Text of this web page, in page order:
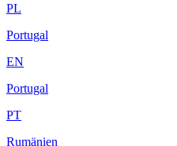
PL
Portugal
EN
Portugal
PT
Rumänien